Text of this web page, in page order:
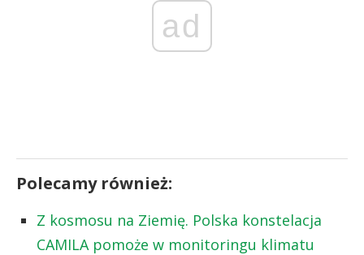
ad
Polecamy również:
Z kosmosu na Ziemię. Polska konstelacja
CAMILA pomoże w monitoringu klimatu